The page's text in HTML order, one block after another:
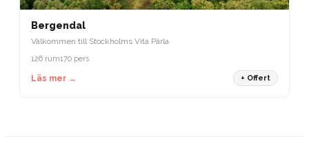
Bergendal
Välkommen till Stockholms Vita Pärla
126 rum170 pers
Läs mer → + Offert